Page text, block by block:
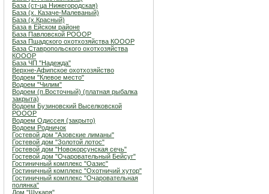
База (ст-ца Нижегородская)
База (х. Казаче-Малеваный)
База (х.Красный)
База в Ейском районе
База Павловской РОООР
База Пшадского охотхозяйства КОООР
База Ставропольского охотхозяйства
КОООР
База ЧП "Надежда"
Верхне-Афипское охотхозяйство
Водоем "Клевое место"
Водоем "Чилим"
Водоем (п.Восточный) (платная рыбалка
закрыта)
Водоем Бузиновский Выселковской
РОООР
Водоем Одиссея (закрыто)
Водоем Родничок
Гостевой дом "Азовские лиманы"
Гостевой дом "Золотой лотос"
Гостевой дом "Новокорсунская сечь"
Гостевой дом "Очаровательный Бейсуг"
Гостиничный комплекс "Оазис"
Гостиничный комплекс "Охотничий хутор"
Гостиничный комплекс "Очаровательная
полянка"
Дом "Щукаря"